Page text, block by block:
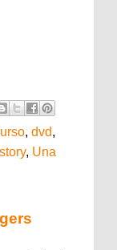
, dvd,
, Una